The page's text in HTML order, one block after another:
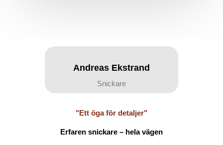
Andreas Ekstrand
Snickare
"Ett öga för detaljer"
Erfaren snickare – hela vägen